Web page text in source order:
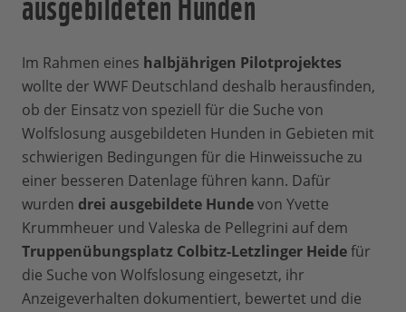
Im Rahmen eines halbjährigen Pilotprojektes
wollte der WWF Deutschland deshalb herausfinden,
ob der Einsatz von speziell für die Suche von
Wolfslosung ausgebildeten Hunden in Gebieten mit
schwierigen Bedingungen für die Hinweissuche zu
einer besseren Datenlage führen kann. Dafür
wurden drei ausgebildete Hundevon Yvette
Krummheuer und Valeska de Pellegrini auf dem
Truppenübungsplatz Colbitz-Letzlinger Heidefür
die Suche von Wolfslosung eingesetzt, ihr
Anzeigeverhalten dokumentiert, bewertet und die